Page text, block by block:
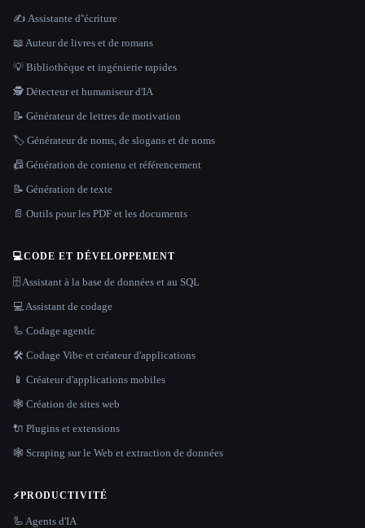
✍️ Assistante d''écriture
📖 Auteur de livres et de romans
💡 Bibliothèque et ingénierie rapides
🕵️ Détecteur et humaniseur d'IA
📝 Générateur de lettres de motivation
🏷️ Générateur de noms, de slogans et de noms
📠 Génération de contenu et référencement
📝 Génération de texte
📄 Outils pour les PDF et les documents
💻CODE ET DÉVELOPPEMENT
🗄️ Assistant à la base de données et au SQL
💻 Assistant de codage
🦾 Codage agentic
🛠️ Codage Vibe et créateur d'applications
📱 Créateur d'applications mobiles
🕸 Création de sites web
🔌 Plugins et extensions
🕸️ Scraping sur le Web et extraction de données
⚡PRODUCTIVITÉ
🦾 Agents d'IA